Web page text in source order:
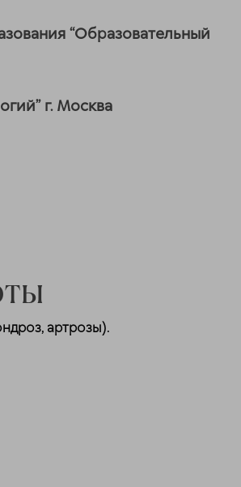
“Образовательный
г. Москва
артрозы).